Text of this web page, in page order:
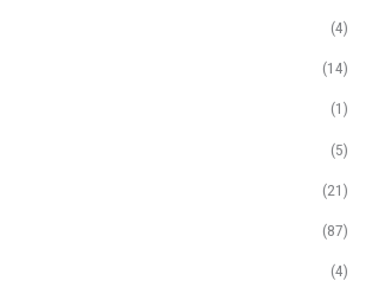
(4)
(14)
(1)
(5)
(21)
(87)
(4)